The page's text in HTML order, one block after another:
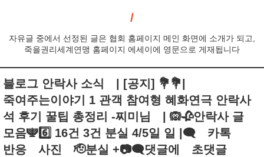
자유글 중에서 선정된 글은 협회 홈페이지 메인 화면에 소개가 되고,
죽을권리세계연맹 홈페이지 에세이에 영문으로 게재됩니다
블로그 안락사 소식 | [공지] 💐💐|
죽여주는이야기 1 관객 참여형 혜화연극 안락사
석 후기 꿀팁 총정리 -찌미님 | 🙉🥀안락사 글
모음🕎6️⃣ 16건 3건 분실 4/5일 일 |🗨 카톡
반응 사진 🫡분실 +📷🗨댓글에 초댓글